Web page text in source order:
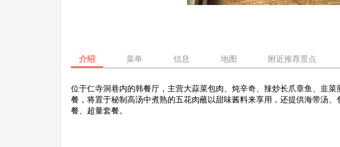
介绍 菜单 信息 地图 附近推荐景点
位于仁寺洞巷内的韩餐厅，主营大蒜菜包肉、炖辛奇、辣炒长爪章鱼、韭
餐，将置于秘制高汤中煮熟的五花肉蘸以甜味酱料来享用，还提供海带汤
餐、超量套餐。